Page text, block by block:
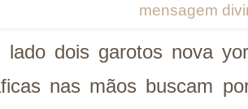
mensagem
lado dois garotos nova
nas mãos buscam